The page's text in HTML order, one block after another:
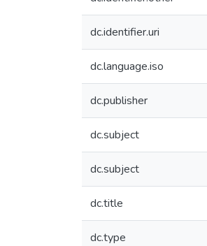
dc.identifier.uri
dc.language.iso
dc.publisher
dc.subject
dc.subject
dc.title
dc.type